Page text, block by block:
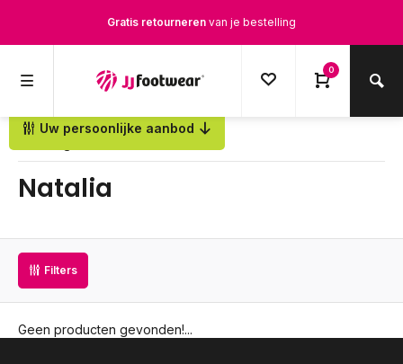
Gratis retourneren van je bestelling
0
Uw persoonlijke aanbod
Natalia
Filters
Geen producten gevonden!...